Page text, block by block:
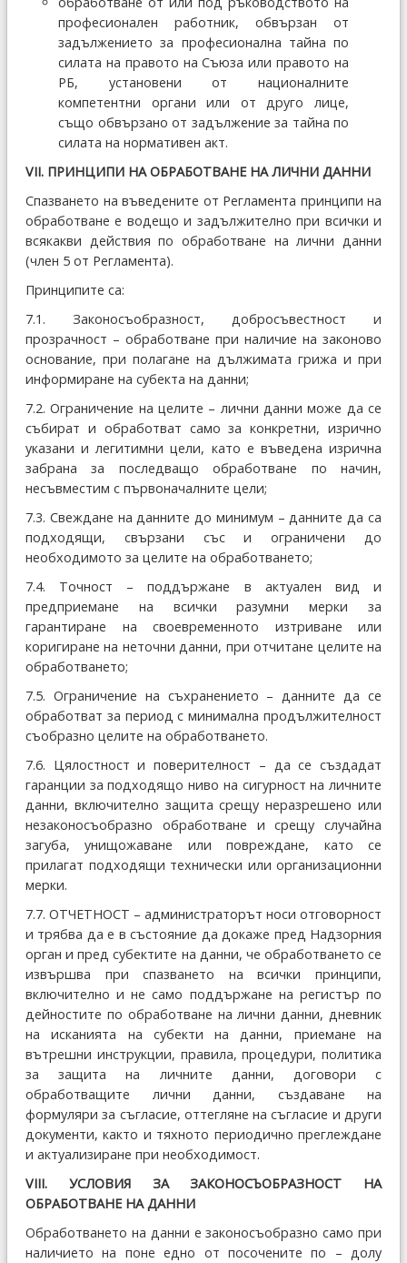
професионален работник, обвързан от
задължението за професионална тайна по
силата на правото на Съюза или правото на
РБ, установени от националните
компетентни органи или от друго лице,
също обвързано от задължение за тайна по
силата на нормативен акт.
VІІ. ПРИНЦИПИ НА ОБРАБОТВАНЕ НА ЛИЧНИ ДАННИ
Спазването на въведените от Регламента принципи на
обработване е водещо и задължително при всички и
всякакви действия по обработване на лични данни
(член 5 от Регламента).
Принципите са:
7.1. Законосъобразност, добросъвестност и
прозрачност – обработване при наличие на законово
основание, при полагане на дължимата грижа и при
информиране на субекта на данни;
7.2. Ограничение на целите – лични данни може да се
събират и обработват само за конкретни, изрично
указани и легитимни цели, като е въведена изрична
забрана за последващо обработване по начин,
несъвместим с първоначалните цели;
7.3. Свеждане на данните до минимум – данните да са
подходящи, свързани със и ограничени до
необходимото за целите на обработването;
7.4. Точност – поддържане в актуален вид и
предприемане на всички разумни мерки за
гарантиране на своевременното изтриване или
коригиране на неточни данни, при отчитане целите на
обработването;
7.5. Ограничение на съхранението – данните да се
обработват за период с минимална продължителност
съобразно целите на обработването.
7.6. Цялостност и поверителност – да се създадат
гаранции за подходящо ниво на сигурност на личните
данни, включително защита срещу неразрешено или
незаконосъобразно обработване и срещу случайна
загуба, унищожаване или повреждане, като се
прилагат подходящи технически или организационни
мерки.
7.7. ОТЧЕТНОСТ – администраторът носи отговорност
и трябва да е в състояние да докаже пред Надзорния
орган и пред субектите на данни, че обработването се
извършва при спазването на всички принципи,
включително и не само поддържане на регистър по
дейностите по обработване на лични данни, дневник
на исканията на субекти на данни, приемане на
вътрешни инструкции, правила, процедури, политика
за защита на личните данни, договори с
обработващите лични данни, създаване на
формуляри за съгласие, оттегляне на съгласие и други
документи, както и тяхното периодично преглеждане
и актуализиране при необходимост.
VІІІ. УСЛОВИЯ ЗА ЗАКОНОСЪОБРАЗНОСТ НА
ОБРАБОТВАНЕ НА ДАННИ
Обработването на данни е законосъобразно само при
наличието на поне едно от посочените по – долу